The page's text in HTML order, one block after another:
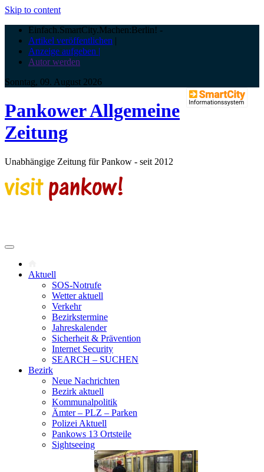
Skip to content
Einfach.SmartCity.Machen:Berlin! -
Artikel veröffentlichen |
Anzeige aufgeben |
Autor werden
Sonntag, 09. August 2026
Pankower Allgemeine
Zeitung
Unabhängige Zeitung für Pankow - seit 2012
Aktuell
SOS-Notrufe
Wetter aktuell
Verkehr
Bezirkstermine
Jahreskalender
Sicherheit & Prävention
Internet Security
SEARCH – SUCHEN
Bezirk
Neue Nachrichten
Bezirk aktuell
Kommunalpolitik
Ämter – PLZ – Parken
Polizei Aktuell
Pankows 13 Ortsteile
Sightseeing